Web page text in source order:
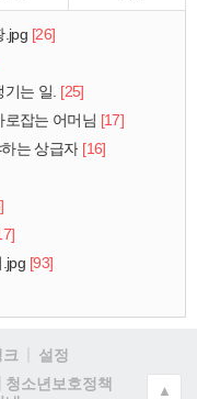
.jpg [26]
기는 일. [25]
로잡는 어머님 [17]
는 상급자 [16]
[93]
크
설정
청소년보호정책
▲